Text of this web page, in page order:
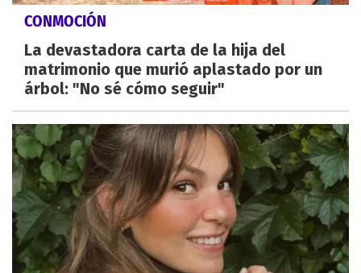
CONMOCIÓN
La devastadora carta de la hija del
matrimonio que murió aplastado por un
árbol: "No sé cómo seguir"